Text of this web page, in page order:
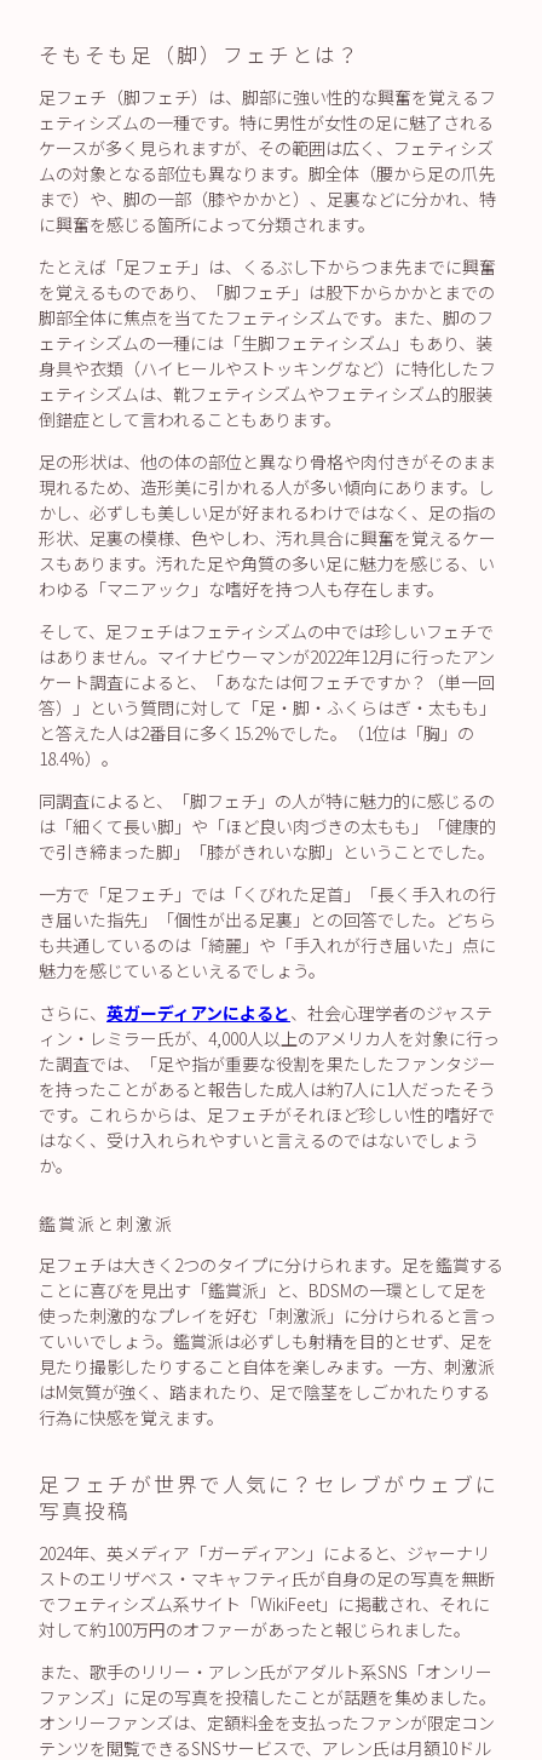
そもそも足（脚）フェチとは？
足フェチ（脚フェチ）は、脚部に強い性的な興奮を覚えるフ
ェティシズムの一種です。特に男性が女性の足に魅了される
ケースが多く見られますが、その範囲は広く、フェティシズ
ムの対象となる部位も異なります。脚全体（腰から足の爪先
まで）や、脚の一部（膝やかかと）、足裏などに分かれ、特
に興奮を感じる箇所によって分類されます。
たとえば「足フェチ」は、くるぶし下からつま先までに興奮
を覚えるものであり、「脚フェチ」は股下からかかとまでの
脚部全体に焦点を当てたフェティシズムです。また、脚のフ
ェティシズムの一種には「生脚フェティシズム」もあり、装
身具や衣類（ハイヒールやストッキングなど）に特化したフ
ェティシズムは、靴フェティシズムやフェティシズム的服装
倒錯症として言われることもあります。
足の形状は、他の体の部位と異なり骨格や肉付きがそのまま
現れるため、造形美に引かれる人が多い傾向にあります。し
かし、必ずしも美しい足が好まれるわけではなく、足の指の
形状、足裏の模様、色やしわ、汚れ具合に興奮を覚えるケー
スもあります。汚れた足や角質の多い足に魅力を感じる、い
わゆる「マニアック」な嗜好を持つ人も存在します。
そして、足フェチはフェティシズムの中では珍しいフェチで
はありません。マイナビウーマンが2022年12月に行ったアン
ケート調査によると、「あなたは何フェチですか？（単一回
答）」という質問に対して「足・脚・ふくらはぎ・太もも」
と答えた人は2番目に多く15.2%でした。（1位は「胸」の
18.4%）。
同調査によると、「脚フェチ」の人が特に魅力的に感じるの
は「細くて長い脚」や「ほど良い肉づきの太もも」「健康的
で引き締まった脚」「膝がきれいな脚」ということでした。
一方で「足フェチ」では「くびれた足首」「長く手入れの行
き届いた指先」「個性が出る足裏」との回答でした。どちら
も共通しているのは「綺麗」や「手入れが行き届いた」点に
魅力を感じているといえるでしょう。
さらに、 英ガーディアンによると、社会心理学者のジャステ
ィン・レミラー氏が、4,000人以上のアメリカ人を対象に行っ
た調査では、「足や指が重要な役割を果たしたファンタジー
を持ったことがあると報告した成人は約7人に1人だったそう
です。これらからは、足フェチがそれほど珍しい性的嗜好で
はなく、受け入れられやすいと言えるのではないでしょう
か。
鑑賞派と刺激派
足フェチは大きく2つのタイプに分けられます。足を鑑賞する
ことに喜びを見出す「鑑賞派」と、BDSMの一環として足を
使った刺激的なプレイを好む「刺激派」に分けられると言っ
ていいでしょう。鑑賞派は必ずしも射精を目的とせず、足を
見たり撮影したりすること自体を楽しみます。一方、刺激派
はM気質が強く、踏まれたり、足で陰茎をしごかれたりする
行為に快感を覚えます。
足フェチが世界で人気に？セレブがウェブに
写真投稿
2024年、英メディア「ガーディアン」によると、ジャーナリ
ストのエリザベス・マキャフティ氏が自身の足の写真を無断
でフェティシズム系サイト「WikiFeet」に掲載され、それに
対して約100万円のオファーがあったと報じられました。
また、歌手のリリー・アレン氏がアダルト系SNS「オンリー
ファンズ」に足の写真を投稿したことが話題を集めました。
オンリーファンズは、定額料金を支払ったファンが限定コン
テンツを閲覧できるSNSサービスで、アレン氏は月額10ドル